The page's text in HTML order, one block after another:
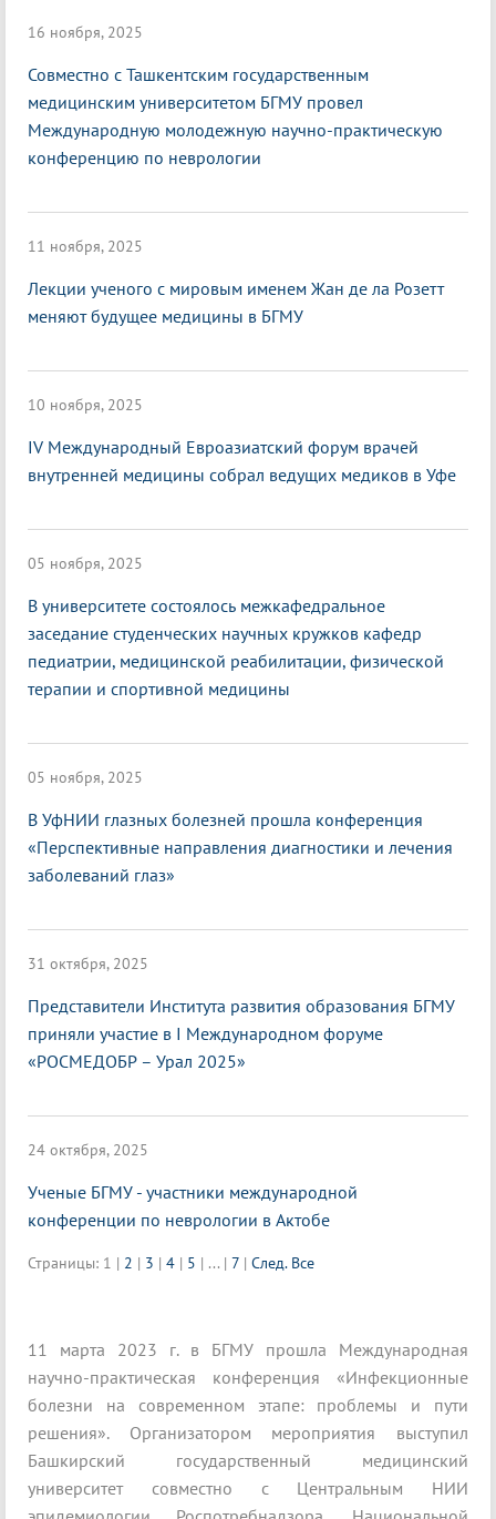
16 ноября, 2025
Совместно с Ташкентским государственным
медицинским университетом БГМУ провел
Международную молодежную научно-практическую
конференцию по неврологии
11 ноября, 2025
Лекции ученого с мировым именем Жан де ла Розетт
меняют будущее медицины в БГМУ
10 ноября, 2025
IV Международный Евроазиатский форум врачей
внутренней медицины собрал ведущих медиков в Уфе
05 ноября, 2025
В университете состоялось межкафедральное
заседание студенческих научных кружков кафедр
педиатрии, медицинской реабилитации, физической
терапии и спортивной медицины
05 ноября, 2025
В УфНИИ глазных болезней прошла конференция
«Перспективные направления диагностики и лечения
заболеваний глаз»
31 октября, 2025
Представители Института развития образования БГМУ
приняли участие в I Международном форуме
«РОСМЕДОБР – Урал 2025»
24 октября, 2025
Ученые БГМУ - участники международной
конференции по неврологии в Актобе
Страницы: 1 | 2 | 3 | 4 | 5 | ... | 7 | След. Все
11 марта 2023 г. в БГМУ прошла Международная
научно-практическая конференция «Инфекционные
болезни на современном этапе: проблемы и пути
решения». Организатором мероприятия выступил
Башкирский государственный медицинский
университет совместно с Центральным НИИ